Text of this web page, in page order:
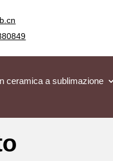
ceramica a sublimazione